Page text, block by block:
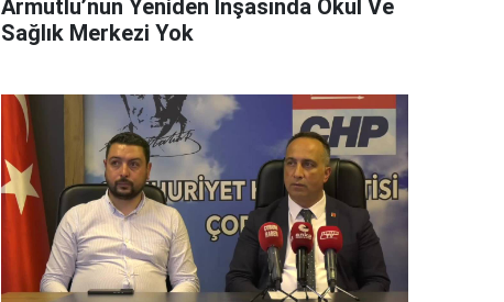
Armutlu’nun Yeniden İnşasında Okul Ve
Sağlık Merkezi Yok